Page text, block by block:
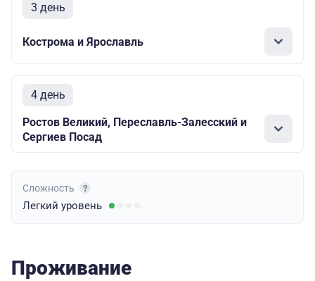
3 день
Кострома и Ярославль
4 день
Ростов Великий, Переславль-Залесский и
Сергиев Посад
Сложность
Легкий уровень
Проживание